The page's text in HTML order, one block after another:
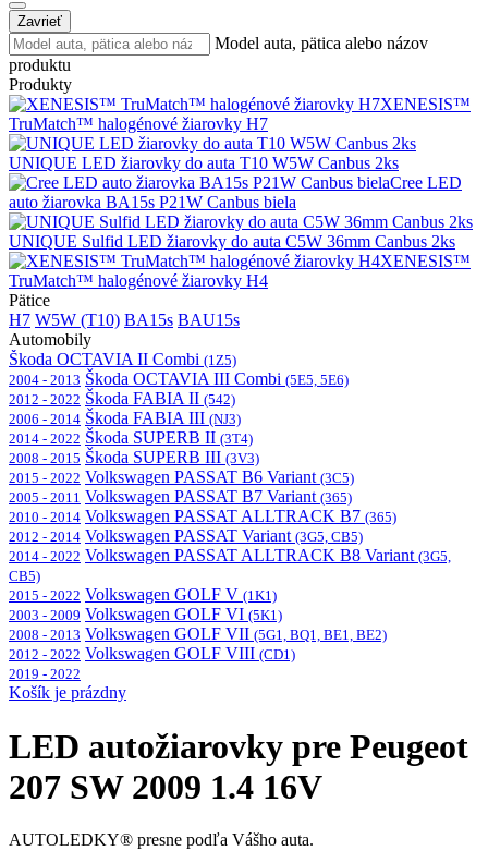
Zavrieť
Model auta, pätica alebo názov
produktu
Produkty
XENESIS™
TruMatch™ halogénové žiarovky H7
UNIQUE LED žiarovky do auta T10 W5W Canbus 2ks
Cree LED
auto žiarovka BA15s P21W Canbus biela
UNIQUE Sulfid LED žiarovky do auta C5W 36mm Canbus 2ks
XENESIS™
TruMatch™ halogénové žiarovky H4
Pätice
H7 W5W (T10) BA15s BAU15s
Automobily
Škoda OCTAVIA II Combi (1Z5)
2004 - 2013 Škoda OCTAVIA III Combi (5E5, 5E6)
2012 - 2022 Škoda FABIA II (542)
2006 - 2014 Škoda FABIA III (NJ3)
2014 - 2022 Škoda SUPERB II (3T4)
2008 - 2015 Škoda SUPERB III (3V3)
2015 - 2022 Volkswagen PASSAT B6 Variant (3C5)
2005 - 2011 Volkswagen PASSAT B7 Variant (365)
2010 - 2014 Volkswagen PASSAT ALLTRACK B7 (365)
2012 - 2014 Volkswagen PASSAT Variant (3G5, CB5)
2014 - 2022 Volkswagen PASSAT ALLTRACK B8 Variant (3G5,
CB5)
2015 - 2022 Volkswagen GOLF V (1K1)
2003 - 2009 Volkswagen GOLF VI (5K1)
2008 - 2013 Volkswagen GOLF VII (5G1, BQ1, BE1, BE2)
2012 - 2022 Volkswagen GOLF VIII (CD1)
2019 - 2022
Košík je prázdny
LED autožiarovky pre Peugeot
207 SW 2009 1.4 16V
AUTOLEDKY® presne podľa Vášho auta.